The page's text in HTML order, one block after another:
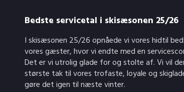
Bedste servicetal i skisæsonen 25/26
I skisæsonen 25/26 opnåede vi vores hidtil
vores gæster, hvor vi endte med en
Det er vi utrolig glade for og stolte af. Vi vil
største tak til vores trofaste, loyale og
gøre det igen til næste vinter.